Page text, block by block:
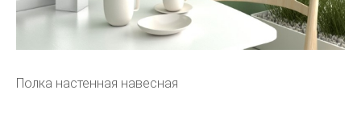
Полка настенная навесная